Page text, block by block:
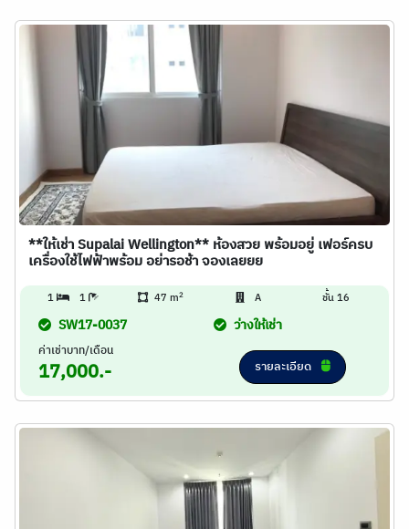
**ให้เช่า Supalai Wellington** ห้องสวย พร้อมอยู่ เฟอร์ครบ
เครื่องใช้ไฟฟ้าพร้อม อย่ารอช้า จองเลยยย
1 1 47 m2 A ชั้น 16
SW17-0037 ว่างให้เช่า
ค่าเช่าบาท/เดือน
17,000.- รายละเอียด